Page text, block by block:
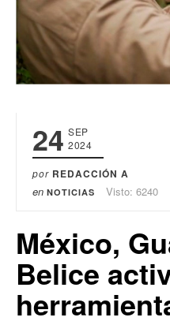
24 SEP
2024
por REDACCIÓN A
en NOTICIAS Visto: 6240
México,
Belice